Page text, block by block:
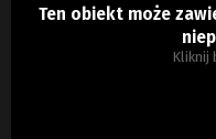
Ten obiekt może
Kliknij